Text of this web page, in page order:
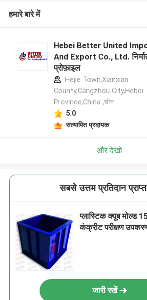
हमारे बारे में
Hebei Better United
And Export Co., Ltd.
प्रोफ़ाइल
Hejie Town,Xianxian
County,Cangzhou City,Hebei
Province,China ,चीन
5.0
सत्यापित प्रदायक
और देखो
सबसे उत्तम प्रतिदान
प्लास्टिक क्यूब मोल्ड
कंक्रीट परीक्षण
जारी रखें